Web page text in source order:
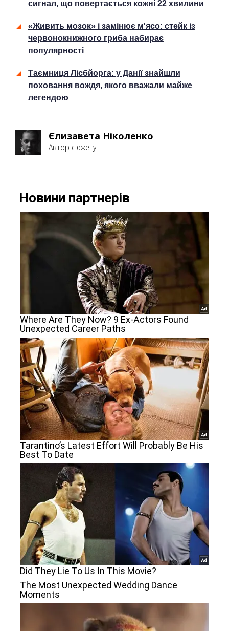
сигнал, що повертається кожні 22 хвилини
«Живить мозок» і замінює м'ясо: стейк із
червонокнижного гриба набирає
популярності
Таємниця Лісбйорга: у Данії знайшли
поховання вождя, якого вважали майже
легендою
Єлизавета Ніколенко
Автор сюжету